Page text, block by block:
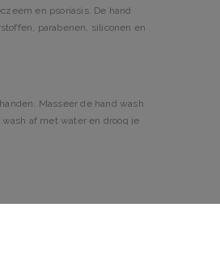
en psoriasis. De hand
parabenen, siliconen en
Masseer de hand wash
af met water en droog je
Caprylate, Tetrasodium